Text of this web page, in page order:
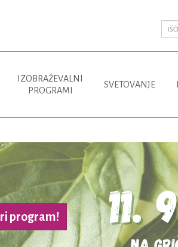
IZOBRAŽEVALNI
PROGRAMI
SVETOVANJE
program!